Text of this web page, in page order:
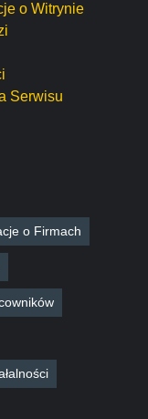
o Witrynie
Serwisu
o Firmach